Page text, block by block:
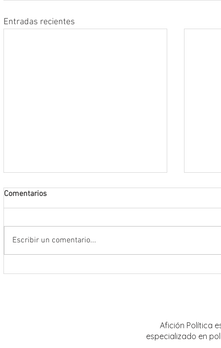
Entradas recientes
Comentarios
Escribir un comentario...
Afición Política
especializado en